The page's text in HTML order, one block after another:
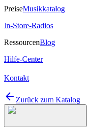
PreiseMusikkatalog
In-Store-Radios
RessourcenBlog
Hilfe-Center
Kontakt
Zurück zum Katalog